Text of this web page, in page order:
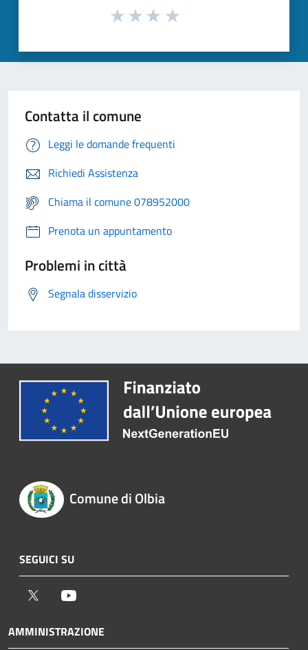
Contatta il comune
Leggi le domande frequenti
Richiedi Assistenza
Chiama il comune 078952000
Prenota un appuntamento
Problemi in città
Segnala disservizio
Comune di Olbia
SEGUICI SU
Twitter
AMMINISTRAZIONE